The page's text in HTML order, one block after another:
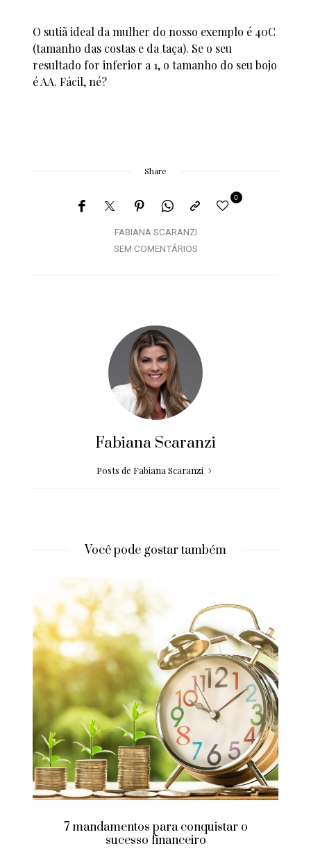
O sutiã ideal da mulher do nosso exemplo é 40C
(tamanho das costas e da taça). Se o seu
resultado for inferior a 1, o tamanho do seu bojo
é AA. Fácil, né?
Share
FABIANA SCARANZI
0
SEM COMENTÁRIOS
Fabiana Scaranzi
Posts de Fabiana Scaranzi
Você pode gostar também
7 mandamentos para conquistar o
sucesso financeiro